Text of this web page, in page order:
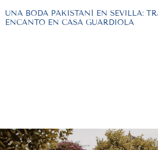
UNA BODA PAKISTANÍ EN SEVILLA:
ENCANTO EN CASA GUARDIOLA